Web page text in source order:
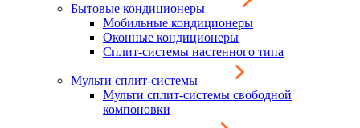
Бытовые кондиционеры
Мобильные кондиционеры
Оконные кондиционеры
Сплит-системы настенного типа
Мульти сплит-системы
Мульти сплит-системы свободной
компоновки